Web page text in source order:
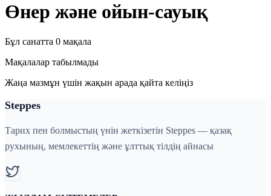
Өнер және ойын-сауық
Бұл санатта 0 мақала
Мақалалар табылмады
Жаңа мазмұн үшін жақын арада қайта келіңіз
Steppes
Тарих пен болмыстың үнін жеткізетін Steppes — қазақ
рухының, мемлекеттің және ұлттық тілдің айнасы